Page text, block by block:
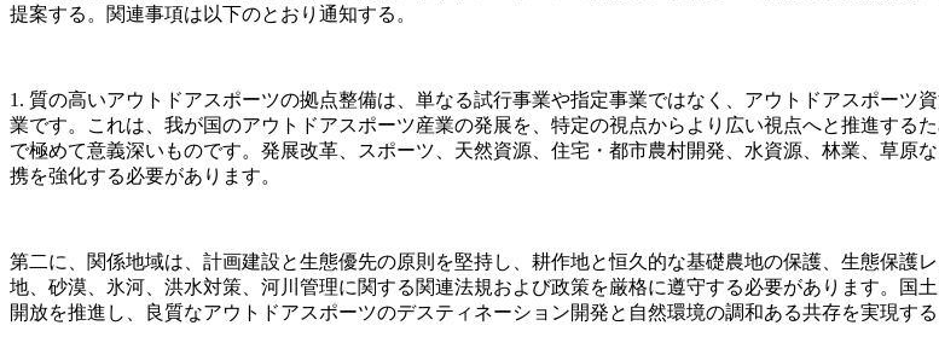
提案する。関連事項は以下のとおり通知する。
1. 質の高いアウトドアスポーツの拠点整備は、単なる試行事業や指定事業ではなく、アウトドアスポー
業です。これは、我が国のアウトドアスポーツ産業の発展を、特定の視点からより広い視点へと推進する
で極めて意義深いものです。発展改革、スポーツ、天然資源、住宅・都市農村開発、水資源、林業、草原
携を強化する必要があります。
第二に、関係地域は、計画建設と生態優先の原則を堅持し、耕作地と恒久的な基礎農地の保護、生態保護
地、砂漠、氷河、洪水対策、河川管理に関する関連法規および政策を厳格に遵守する必要があります。国
開放を推進し、良質なアウトドアスポーツのデスティネーション開発と自然環境の調和ある共存を実現する